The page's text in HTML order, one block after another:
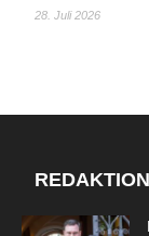
28. Juli 2026